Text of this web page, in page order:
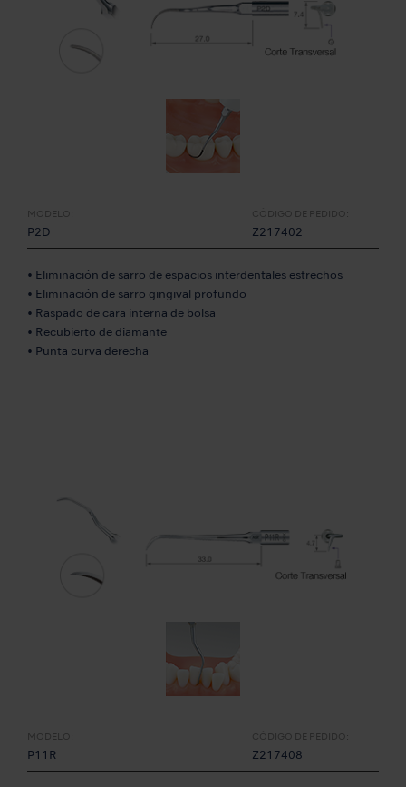
MODELO:
P2D
CÓDIGO DE PEDIDO:
Z217402
• Eliminación de sarro de espacios interdentales estrechos
• Eliminación de sarro gingival profundo
• Raspado de cara interna de bolsa
• Recubierto de diamante
• Punta curva derecha
MODELO:
P11R
CÓDIGO DE PEDIDO:
Z217408